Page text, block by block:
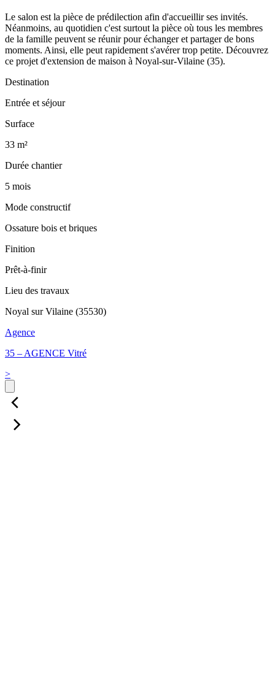
Le salon est la pièce de prédilection afin d'accueillir ses invités.
Néanmoins, au quotidien c'est surtout la pièce où tous les membres
de la famille peuvent se réunir pour échanger et partager de bons
moments. Ainsi, elle peut rapidement s'avérer trop petite. Découvrez
ce projet d'extension de maison à Noyal-sur-Vilaine (35).
Destination
Entrée et séjour
Surface
33 m²
Durée chantier
5 mois
Mode constructif
Ossature bois et briques
Finition
Prêt-à-finir
Lieu des travaux
Noyal sur Vilaine (35530)
Agence
35 – AGENCE Vitré
>